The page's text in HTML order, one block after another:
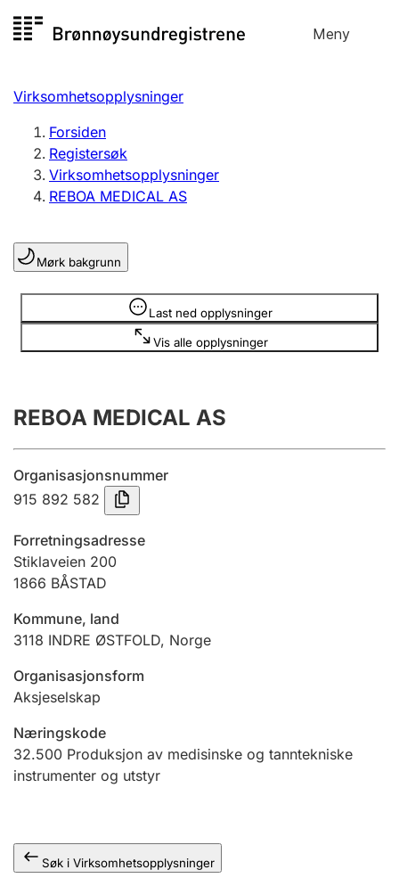
til
Meny
Registersøk
Aksjeselskap
Enkeltpersonforetak
Registrere, endre, slette
Lag og forening
Registrere, endre, slette
Årsregnskap
Innsending og forsinkelsesgebyr
Tinglysing
Jeger
Ektepaktveileder
Offentlig sektor
Virksomhetsopplysninger
Forsiden
Registersøk
Virksomhetsopplysninger
REBOA MEDICAL AS
Mørk bakgrunn
Last ned opplysninger
Vis alle opplysninger
Opplysninger er skjult
REBOA MEDICAL AS
Organisasjonsnummer
915 892 582
Forretningsadresse
Stiklaveien 200
1866 BÅSTAD
Kommune, land
3118 INDRE ØSTFOLD, Norge
Organisasjonsform
Aksjeselskap
Næringskode
32.500 Produksjon av medisinske og tanntekniske
instrumenter og utstyr
Søk i Virksomhetsopplysninger